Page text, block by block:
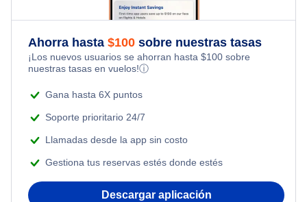
Flights Under $49
Flights Under $99
Flights Under $199
Flights from Toronto to Shanghai
Flights from Nueva York to Milán
Flights from Nueva York to Estanbul
Flights from Nueva York to Atenas
Honeymoon Vacations
Romantic Vacations
Adventure Vacations
Ahorra hasta $100 sobre nuestras tasas
¡Los nuevos usuarios se ahorran hasta $100 sobre
nuestras tasas en vuelos!ⓘ
Gana hasta 6X puntos
Soporte prioritario 24/7
Llamadas desde la app sin costo
Gestiona tus reservas estés donde estés
Descargar aplicación